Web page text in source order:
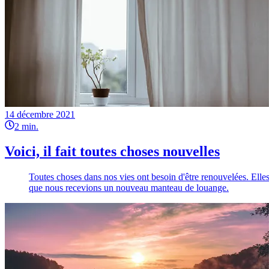
14 décembre 2021
2 min.
Voici, il fait toutes choses nouvelles
Toutes choses dans nos vies ont besoin d'être renouvelées.
que nous recevions un nouveau manteau de louange.